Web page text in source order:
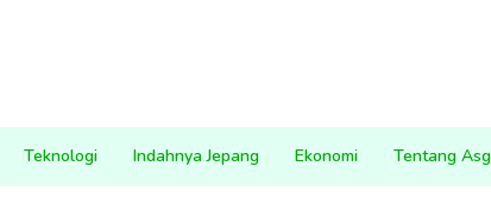
Teknologi Indahnya Jepang Ekonomi Tentang